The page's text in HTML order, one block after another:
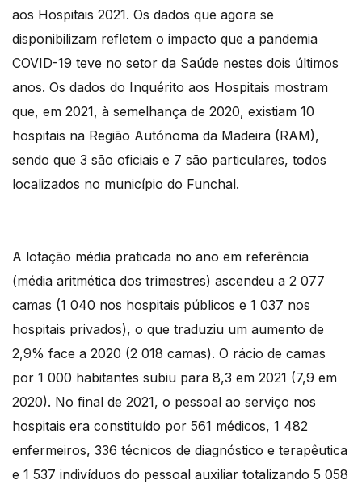
aos Hospitais 2021. Os dados que agora se
disponibilizam refletem o impacto que a pandemia
COVID-19 teve no setor da Saúde nestes dois últimos
anos. Os dados do Inquérito aos Hospitais mostram
que, em 2021, à semelhança de 2020, existiam 10
hospitais na Região Autónoma da Madeira (RAM),
sendo que 3 são oficiais e 7 são particulares, todos
localizados no município do Funchal.
A lotação média praticada no ano em referência
(média aritmética dos trimestres) ascendeu a 2 077
camas (1 040 nos hospitais públicos e 1 037 nos
hospitais privados), o que traduziu um aumento de
2,9% face a 2020 (2 018 camas). O rácio de camas
por 1 000 habitantes subiu para 8,3 em 2021 (7,9 em
2020). No final de 2021, o pessoal ao serviço nos
hospitais era constituído por 561 médicos, 1 482
enfermeiros, 336 técnicos de diagnóstico e terapêutica
e 1 537 indivíduos do pessoal auxiliar totalizando 5 058